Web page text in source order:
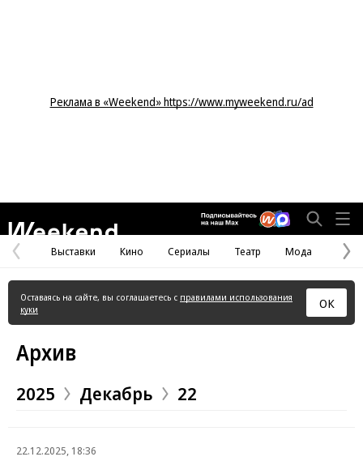
Реклама в «Weekend» https://www.myweekend.ru/ad
Предыдущая
страница
Выставки Кино Сериалы Театр Мода
Оставаясь на сайте, вы соглашаетесь с правилами использования
куки
ОК
Архив
2025 Декабрь 22
22.12.2025, 18:36